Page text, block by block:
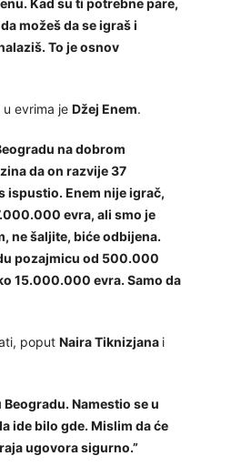
možeš da se igraš i
To je osnov
evrima je Džej Enem.
na dobrom
da on razvije 37
ispustio. Enem nije igrač,
evra, ali smo je
ne šaljite, biće odbijena.
pozajmicu od 500.000
15.000.000 evra. Samo da
poput Naira Tiknizjana i
Namestio se u
ide bilo gde. Mislim da će
ugovora sigurno.”